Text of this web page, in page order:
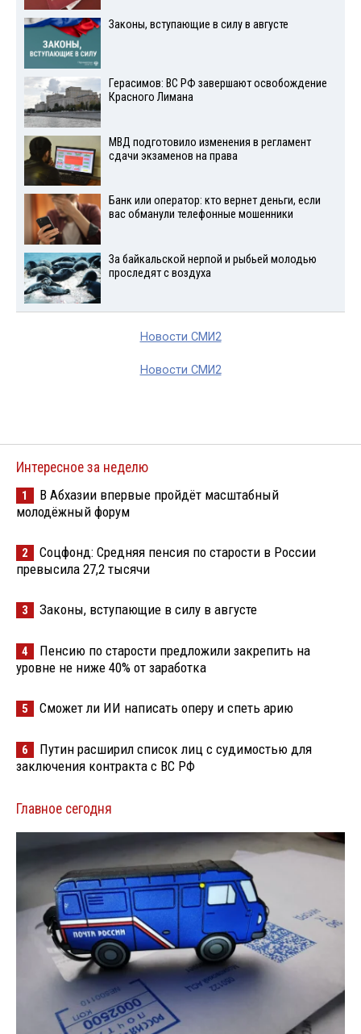
Законы, вступающие в силу в августе
Герасимов: ВС РФ завершают освобождение
Красного Лимана
МВД подготовило изменения в регламент
сдачи экзаменов на права
Банк или оператор: кто вернет деньги, если
вас обманули телефонные мошенники
За байкальской нерпой и рыбьей молодью
проследят с воздуха
Новости СМИ2
Новости СМИ2
Интересное за неделю
1
В Абхазии впервые пройдёт масштабный
молодёжный форум
2
Соцфонд: Средняя пенсия по старости в России
превысила 27,2 тысячи
3 Законы, вступающие в силу в августе
4
Пенсию по старости предложили закрепить на
уровне не ниже 40% от заработка
5 Сможет ли ИИ написать оперу и спеть арию
6
Путин расширил список лиц с судимостью для
заключения контракта с ВС РФ
Главное сегодня